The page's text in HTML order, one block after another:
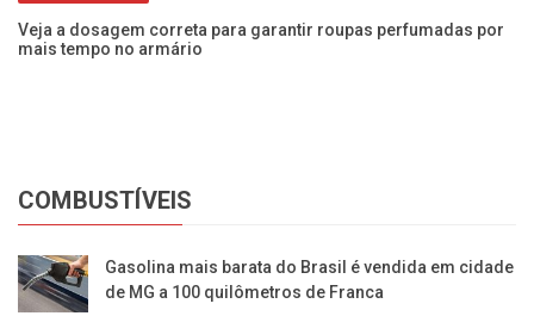
Veja a dosagem correta para garantir roupas perfumadas por
mais tempo no armário
COMBUSTÍVEIS
Gasolina mais barata do Brasil é vendida em cidade
de MG a 100 quilômetros de Franca